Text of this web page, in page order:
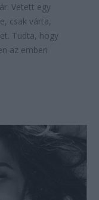
Vetett egy
csak várta,
Tudta, hogy
az emberi